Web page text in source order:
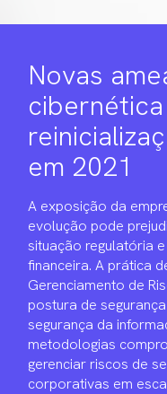
Novas
em 2021
A exposição da
evolução pode
situação regulatória
financeira. A prática
Gerenciamento de
postura de
segurança da
metodologias
gerenciar riscos de
corporativas em